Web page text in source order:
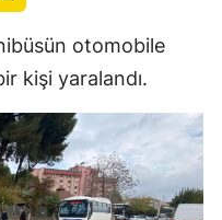
otomobile
kişi yaralandı.